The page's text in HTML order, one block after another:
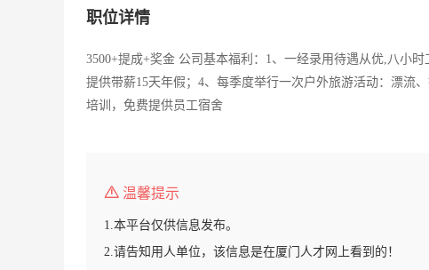
职位详情
3500+提成+奖金 公司基本福利：1、一经录用待遇从优,八小
提供带薪15天年假；4、每季度举行一次户外旅游活动：漂流
培训，免费提供员工宿舍
温馨提示
1.本平台仅供信息发布。
2.请告知用人单位，该信息是在厦门人才网上看到的！